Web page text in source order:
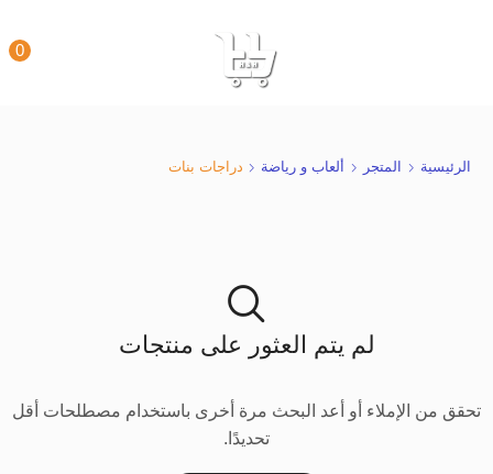
0
الرئيسية المتجر ألعاب و رياضة دراجات بنات
لم يتم العثور على منتجات
تحقق من الإملاء أو أعد البحث مرة أخرى باستخدام مصطلحات أقل
تحديدًا.